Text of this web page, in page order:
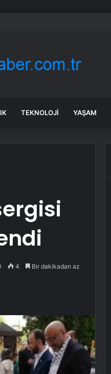
ayrılmasıyla %5 düştü
TEKNOLOJI YAŞAM
4 Bir dakikadan az